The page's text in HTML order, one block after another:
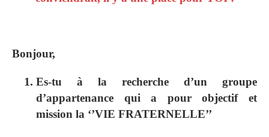
Bonjour,
Es-tu à la recherche d’un groupe
d’appartenance qui a pour objectif et
mission la ‘’VIE FRATERNELLE’’